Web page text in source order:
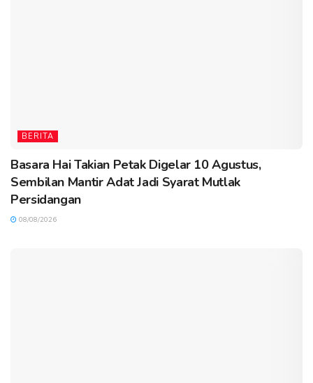
BERITA
Basara Hai Takian Petak Digelar 10 Agustus,
Sembilan Mantir Adat Jadi Syarat Mutlak
Persidangan
08/08/2026